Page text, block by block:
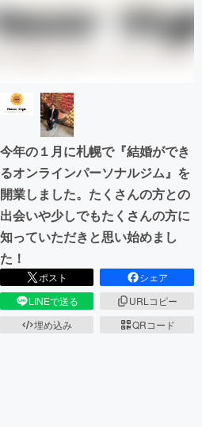
まちづくり・地域活性化
CAMPFIREふるさと納税
今年の１月に札幌で『結婚ができ
るオンラインパーソナルジム』を
開業しました。たくさんの方との
出会いや少しでもたくさんの方に
知っていただきと思い始めまし
た！
ポスト
シェア
LINEで送る
URLコピー
埋め込み
QRコード